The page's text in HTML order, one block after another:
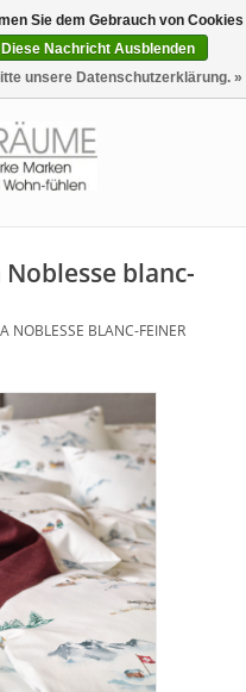
0 Artikel - €0,00
blanc-
NOBLESSE BLANC-FEINER
Sie dem Gebrauch von Cookies
Diese Nachricht Ausblenden
unsere Datenschutzerklärung. »